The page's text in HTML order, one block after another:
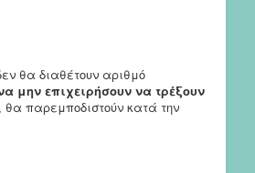
θα διαθέτουν αριθμό
μην επιχειρήσουν να τρέξουν
θα παρεμποδιστούν κατά την